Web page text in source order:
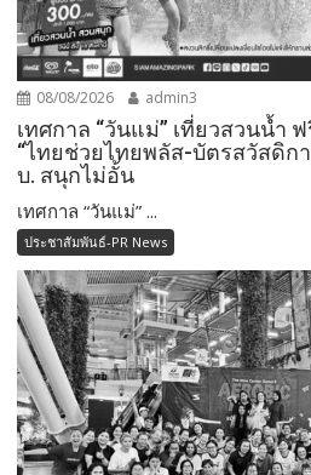
08/08/2026 admin3
เทศกาล “วันแม่” เที่ยวสวนน้ำ
“ไทยช่วยไทยพลัส-บัตรสวัสดิกา
บ. สนุกไม่อั้น
เทศกาล “วันแม่” ...
ประชาสัมพันธ์-PR News